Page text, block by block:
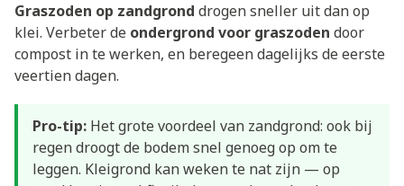
Graszoden op zandgrond drogen sneller uit dan op
klei. Verbeter de ondergrond voor graszoden door
compost in te werken, en beregeen dagelijks de eerste
veertien dagen.
Pro-tip: Het grote voordeel van zandgrond: ook bij
regen droogt de bodem snel genoeg op om te
leggen. Kleigrond kan weken te nat zijn — op